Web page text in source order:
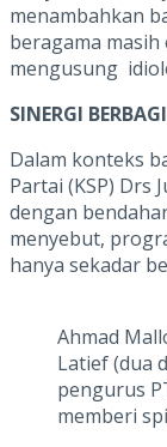
menambahkan
beragama
mengusung
SINERGI BERBAGI
Dalam konteks
Partai (KSP) Drs
dengan
menyebut,
hanya sekadar
Ahmad
Latief (dua
pengurus
memberi